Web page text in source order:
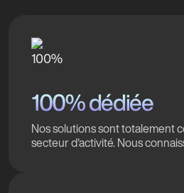
100% dédiée
Nos solutions sont totalement
secteur d'activité. Nous